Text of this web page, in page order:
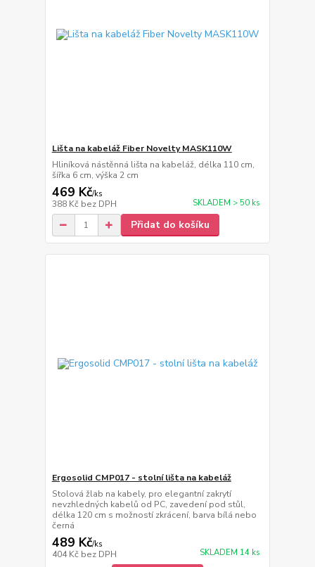
Lišta na kabeláž Fiber Novelty MASK110W
Hliníková nástěnná lišta na kabeláž, délka 110 cm,
šířka 6 cm, výška 2 cm
469 Kč/ks
388 Kč bez DPH SKLADEM > 50 ks
Přidat do košíku
Ergosolid CMP017 - stolní lišta na kabeláž
Stolová žlab na kabely, pro elegantní zakrytí
nevzhledných kabelů od PC, zavedení pod stůl,
délka 120 cm s možností zkrácení, barva bílá nebo
černá
489 Kč/ks
404 Kč bez DPH SKLADEM 14 ks